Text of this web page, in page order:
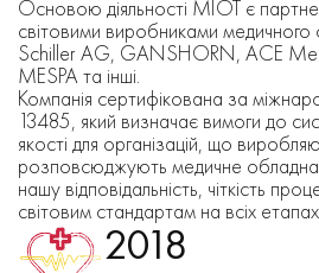
2018
Основою діяльності МІОТ є
світовими виробниками медичного
Schiller AG, GANSHORN, ACE
MESPA та інші.
Компанія сертифікована за
13485, який визначає вимоги до
якості для організацій, що
розповсюджують медичне
нашу відповідальність, чіткість
світовим стандартам на всіх